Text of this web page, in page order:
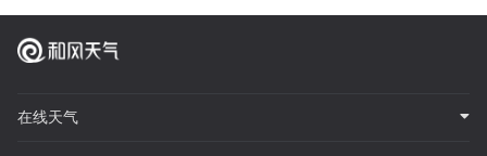
在线天气